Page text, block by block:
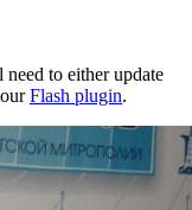
to either update
Flash plugin.